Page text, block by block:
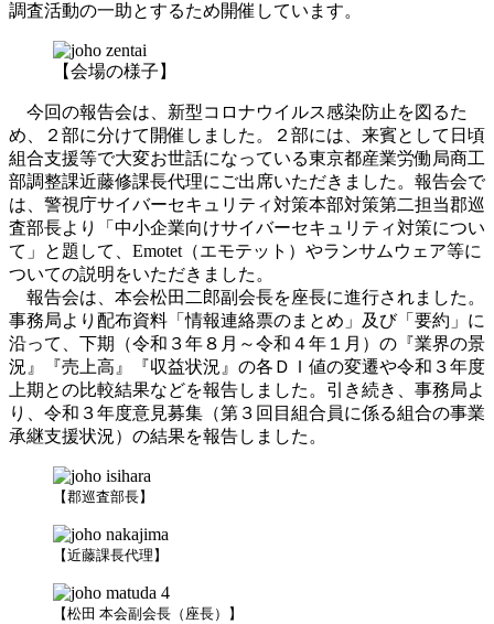
調査活動の一助とするため開催しています。
【会場の様子】
今回の報告会は、新型コロナウイルス感染防止を図るた
め、２部に分けて開催しました。２部には、来賓として日頃
組合支援等で大変お世話になっている東京都産業労働局商工
部調整課近藤修課長代理にご出席いただきました。報告会で
は、警視庁サイバーセキュリティ対策本部対策第二担当郡巡
査部長より「中小企業向けサイバーセキュリティ対策につい
て」と題して、Emotet（エモテット）やランサムウェア等に
ついての説明をいただきました。
報告会は、本会松田二郎副会長を座長に進行されました。
事務局より配布資料「情報連絡票のまとめ」及び「要約」に
沿って、下期（令和３年８月～令和４年１月）の『業界の景
況』『売上高』『収益状況』の各ＤＩ値の変遷や令和３年度
上期との比較結果などを報告しました。引き続き、事務局よ
り、令和３年度意見募集（第３回目組合員に係る組合の事業
承継支援状況）の結果を報告しました。
【郡巡査部長】
【近藤課長代理】
【松田 本会副会長（座長）】